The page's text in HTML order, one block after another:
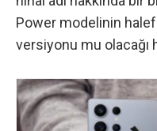
Power modelinin
versiyonu mu olacağı